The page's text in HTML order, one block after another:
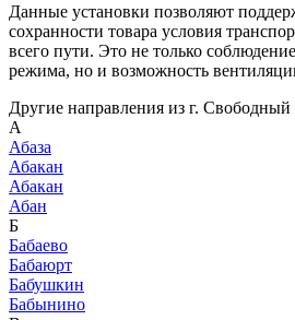
Данные установки позволяют
сохранности товара условия
всего пути. Это не только
режима, но и возможность
Другие направления из г. Свободный
А
Абаза
Абакан
Абакан
Абан
Б
Бабаево
Бабаюрт
Бабушкин
Бабынино